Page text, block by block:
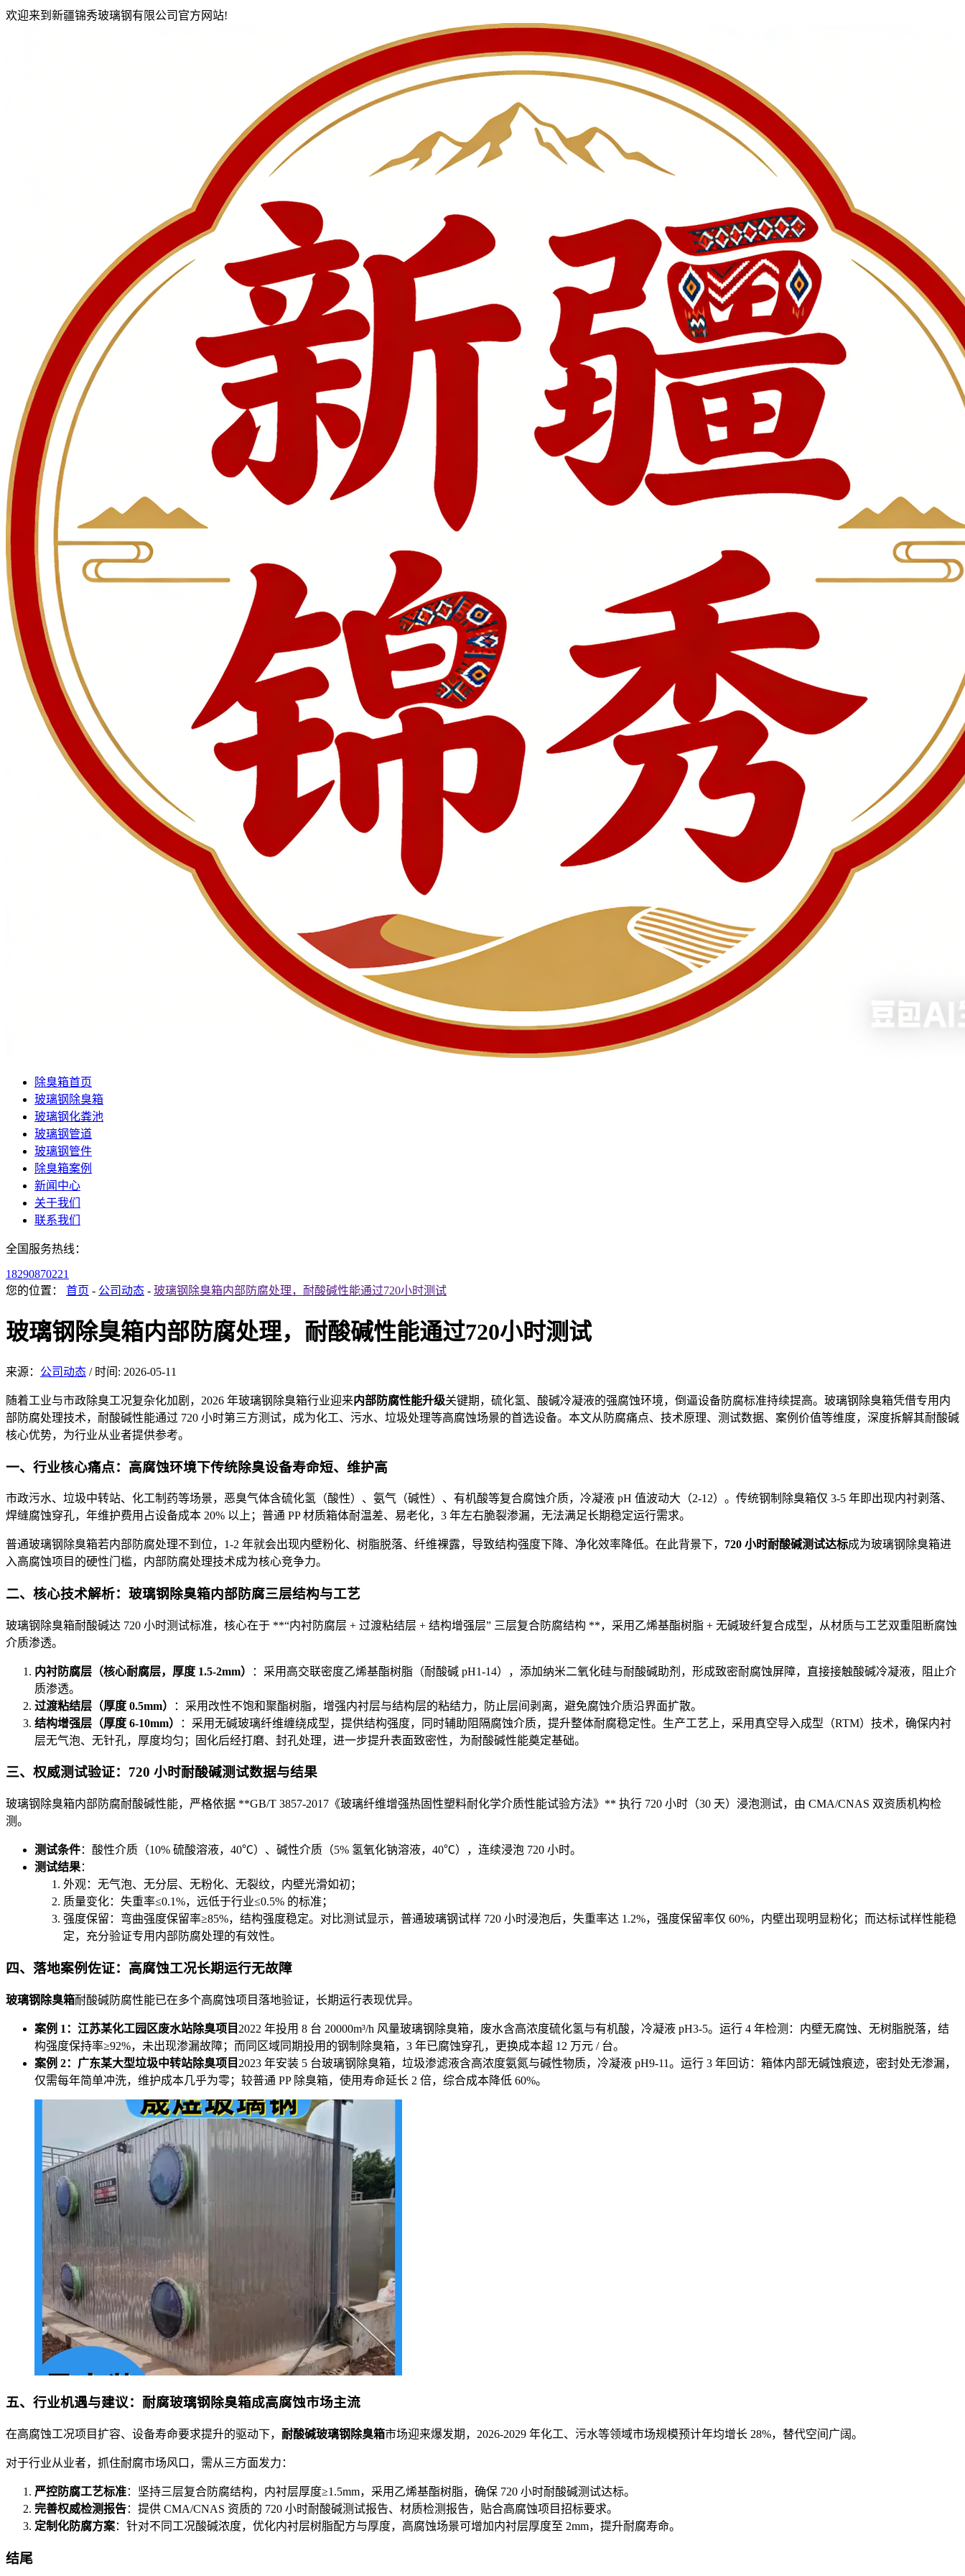
欢迎来到新疆锦秀玻璃钢有限公司官方网站!
除臭箱首页
玻璃钢除臭箱
玻璃钢化粪池
玻璃钢管道
玻璃钢管件
除臭箱案例
新闻中心
关于我们
联系我们
全国服务热线：
18290870221
您的位置： 首页 - 公司动态 - 玻璃钢除臭箱内部防腐处理，耐酸碱性能通过720小时测试
玻璃钢除臭箱内部防腐处理，耐酸碱性能通过720小时测试
来源： 公司动态 / 时间: 2026-05-11
随着工业与市政除臭工况复杂化加剧，2026 年玻璃钢除臭箱行业迎来内部防腐性能升级关键期，硫化氢、 酸碱冷凝液的强腐蚀环境，倒逼设备防腐标准持续提高。玻璃钢除臭箱凭借专用内
部防腐处理技术，耐酸碱性能通过 720 小时第三方测试，成为化工、污水、垃圾处理等高腐蚀场景的首选设备。本文从防腐痛点、技术原理、测试数据、案例价值等维度，深度拆解其耐酸碱
核心优势，为行业从业者提供参考。
一、 行业核心痛点：高腐蚀环境下传统除臭设备寿命短、维护高
市政污水、垃圾中转站、化工制药等场景，恶臭气体含硫化氢（酸性）、氨气（碱性）、有机酸等复合腐蚀介质，冷凝液 pH 值波动大（2-12）。传统钢制除臭箱仅 3-5 年即出现内衬剥落、
焊缝腐蚀穿孔，年维护费用占设备成本 20% 以上；普通 PP 材质箱体耐温差、易老化，3 年左右脆裂渗漏，无法满足长期稳定运行需求。
普通玻璃钢除臭箱若内部防腐处理不到位，1-2 年就会出现内壁粉化、树脂脱落、纤维裸露，导致结构强度下降、净化效率降低。在此背景下， 720 小时耐酸碱测试达标成为玻璃钢除臭箱进
入高腐蚀项目的硬性门槛，内部防腐处理技术成为核心竞争力。
二、核心技术解析：玻璃钢除臭箱内部防腐三层结构与工艺
玻璃钢除臭箱耐酸碱达 720 小时测试标准，核心在于 **“内衬防腐层 + 过渡粘结层 + 结构增强层” 三层复合防腐结构 **，采用乙烯基酯树脂 + 无碱玻纤复合成型，从材质与工艺双重阻断腐蚀
介质渗透。
内衬防腐层（核心耐腐层，厚度 1.5-2mm）
：采用高交联密度乙烯基酯树脂（耐酸碱 pH1-14），添加纳米二氧化硅与耐酸碱助剂，形成致密耐腐蚀屏障，直接接触酸碱冷凝液，阻止介
质渗透。
过渡粘结层（厚度 0.5mm）
：采用改性不饱和聚酯树脂，增强内衬层与结构层的粘结力，防止层间剥离，避免腐蚀介质沿界面扩散。
结构增强层（厚度 6-10mm）
：采用无碱玻璃纤维缠绕成型，提供结构强度，同时辅助阻隔腐蚀介质，提升整体耐腐稳定性。生产工艺上，采用真空导入成型（RTM）技术，确保内衬
层无气泡、无针孔，厚度均匀；固化后经打磨、封孔处理，进一步提升表面致密性，为耐酸碱性能奠定基础。
三、权威测试验证：720 小时耐酸碱测试数据与结果
玻璃钢除臭箱内部防腐耐酸碱性能，严格依据 **GB/T 3857-2017《玻璃纤维增强热固性塑料耐化学介质性能试验方法》** 执行 720 小时（30 天）浸泡测试，由 CMA/CNAS 双资质机构检
测。
测试条件：酸性介质（10% 硫酸溶液，40℃）、碱性介质（5% 氢氧化钠溶液，40℃），连续浸泡 720 小时。
测试结果：
外观：无气泡、无分层、无粉化、无裂纹，内壁光滑如初；
质量变化：失重率≤0.1%，远低于行业≤0.5% 的标准；
强度保留：弯曲强度保留率≥85%，结构强度稳定。对比测试显示，普通玻璃钢试样 720 小时浸泡后，失重率达 1.2%，强度保留率仅 60%，内壁出现明显粉化；而达标试样性能稳
定，充分验证专用内部防腐处理的有效性。
四、落地案例佐证：高腐蚀工况长期运行无故障
玻璃钢除臭箱耐酸碱防腐性能已在多个高腐蚀项目落地验证，长期运行表现优异。
案例 1：江苏某化工园区废水站除臭项目 2022 年投用 8 台 20000m³/h 风量玻璃钢除臭箱，废水含高浓度硫化氢与有机酸，冷凝液 pH3-5。运行 4 年检测：内壁无腐蚀、无树脂脱落，结
构强度保持率≥92%，未出现渗漏故障；而同区域同期投用的钢制除臭箱，3 年已腐蚀穿孔，更换成本超 12 万元 / 台。
案例 2：广东某大型垃圾中转站除臭项目 2023 年安装 5 台玻璃钢除臭箱，垃圾渗滤液含高浓度氨氮与碱性物质，冷凝液 pH9-11。运行 3 年回访：箱体内部无碱蚀痕迹，密封处无渗漏，
仅需每年简单冲洗，维护成本几乎为零；较普通 PP 除臭箱，使用寿命延长 2 倍，综合成本降低 60%。
五、行业机遇与建议：耐腐玻璃钢除臭箱成高腐蚀市场主流
在高腐蚀工况项目扩容、设备寿命要求提升的驱动下， 耐酸碱玻璃钢除臭箱市场迎来爆发期，2026-2029 年化工、污水等领域市场规模预计年均增长 28%，替代空间广阔。
对于行业从业者，抓住耐腐市场风口，需从三方面发力：
严控防腐工艺标准：坚持三层复合防腐结构，内衬层厚度≥1.5mm，采用乙烯基酯树脂，确保 720 小时耐酸碱测试达标。
完善权威检测报告：提供 CMA/CNAS 资质的 720 小时耐酸碱测试报告、材质检测报告，贴合高腐蚀项目招标要求。
定制化防腐方案：针对不同工况酸碱浓度，优化内衬层树脂配方与厚度，高腐蚀场景可增加内衬层厚度至 2mm，提升耐腐寿命。
结尾